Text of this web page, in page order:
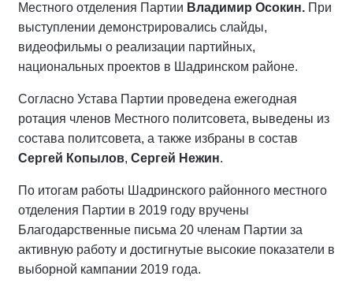
Местного отделения Партии Владимир Осокин. При
выступлении демонстрировались слайды,
видеофильмы о реализации партийных,
национальных проектов в Шадринском районе.
Согласно Устава Партии проведена ежегодная
ротация членов Местного политсовета, выведены из
состава политсовета, а также избраны в состав
Сергей Копылов, Сергей Нежин.
По итогам работы Шадринского районного местного
отделения Партии в 2019 году вручены
Благодарственные письма 20 членам Партии за
активную работу и достигнутые высокие показатели в
выборной кампании 2019 года.